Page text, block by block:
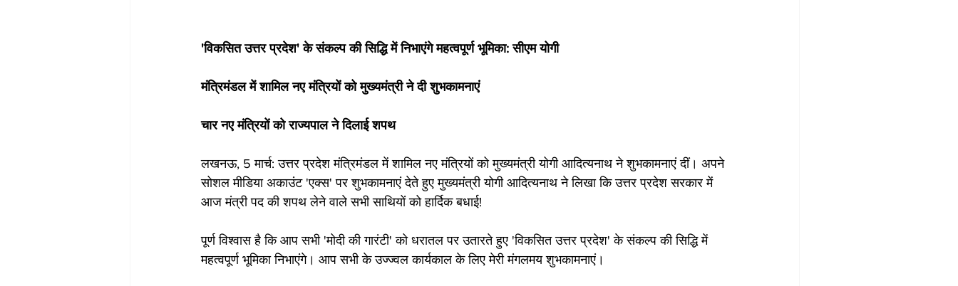
'विकसित उत्तर प्रदेश' के संकल्प की सिद्धि में निभाएंगे महत्वपूर्ण भूमिका: सीएम योगी
मंत्रिमंडल में शामिल नए मंत्रियों को मुख्यमंत्री ने दी शुभकामनाएं
चार नए मंत्रियों को राज्यपाल ने दिलाई शपथ
लखनऊ, 5 मार्च: उत्तर प्रदेश मंत्रिमंडल में शामिल नए मंत्रियों को मुख्यमंत्री योगी आदित्यनाथ ने शुभकामनाएं दीं। अपने
सोशल मीडिया अकाउंट 'एक्स' पर शुभकामनाएं देते हुए मुख्यमंत्री योगी आदित्यनाथ ने लिखा कि उत्तर प्रदेश सरकार में
आज मंत्री पद की शपथ लेने वाले सभी साथियों को हार्दिक बधाई!
पूर्ण विश्वास है कि आप सभी 'मोदी की गारंटी' को धरातल पर उतारते हुए 'विकसित उत्तर प्रदेश' के संकल्प की सिद्धि में
महत्वपूर्ण भूमिका निभाएंगे। आप सभी के उज्ज्वल कार्यकाल के लिए मेरी मंगलमय शुभकामनाएं।